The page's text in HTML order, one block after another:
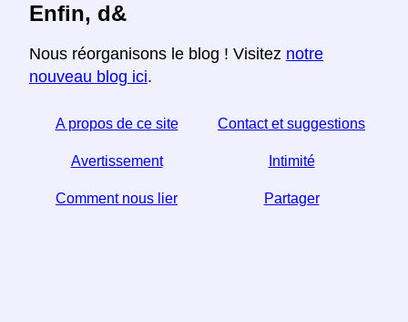
Enfin, d&
Nous réorganisons le blog ! Visitez notre
nouveau blog ici.
A propos de ce site Contact et suggestions
Avertissement Intimité
Comment nous lier Partager